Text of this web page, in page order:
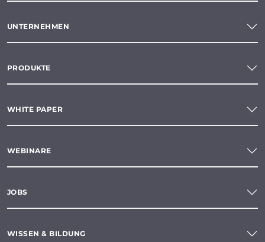
UNTERNEHMEN
PRODUKTE
WHITE PAPER
WEBINARE
JOBS
WISSEN & BILDUNG